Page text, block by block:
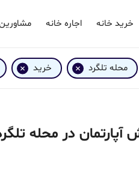
خرید خانه اجاره خانه
محله تلگرد خرید
آپارتمان در محله